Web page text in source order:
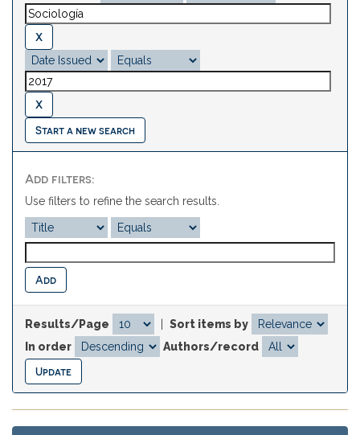
Start a new search
Add filters:
Use filters to refine the search results.
Results/Page
Sort items by
In order
Authors/record